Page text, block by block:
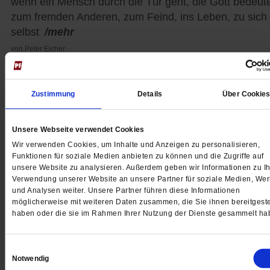
Zustimmung Details Über Cookies
Unsere Webseite verwendet Cookies
Wir verwenden Cookies, um Inhalte und Anzeigen zu personalisieren,
Funktionen für soziale Medien anbieten zu können und die Zugriffe auf
unsere Website zu analysieren. Außerdem geben wir Informationen zu
Verwendung unserer Website an unsere Partner für soziale Medien,
und Analysen weiter. Unsere Partner führen diese Informationen
möglicherweise mit weiteren Daten zusammen, die Sie ihnen
haben oder die sie im Rahmen Ihrer Nutzung der Dienste gesammelt
Notwendig
zum fremden Anderen, zum Feind, ins Leben, zu sich
selbst /mehr
von Peter Eicher
Frei von der Angst vor diesem Leben
»Spuren im Leben hinterlassen«
Frei, geborgen, getröstet und daher fröhlich: So
Christen mutig Verantwortung übernehmen in der